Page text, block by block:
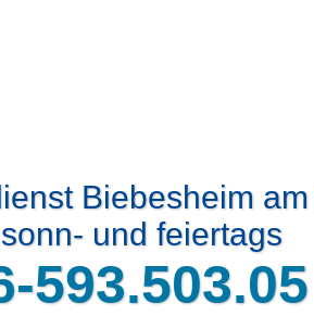
Biebesheim
und feiertags
593.503.05